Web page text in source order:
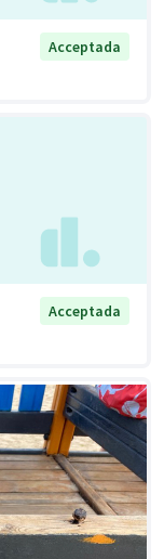
Acceptada
Acceptada